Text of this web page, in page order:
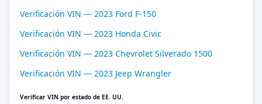
Verificación VIN — 2023 Ford F-150
Verificación VIN — 2023 Honda Civic
Verificación VIN — 2023 Chevrolet Silverado 1500
Verificación VIN — 2023 Jeep Wrangler
Verificar VIN por estado de EE. UU.